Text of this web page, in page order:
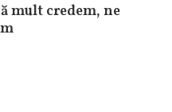
mult credem, ne